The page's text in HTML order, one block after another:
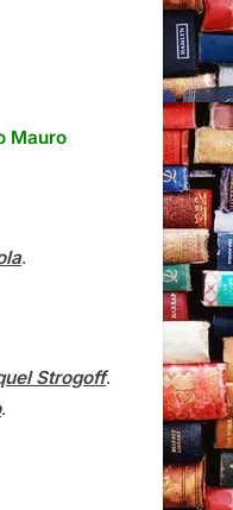
Mauro
.
Strogoff.
.